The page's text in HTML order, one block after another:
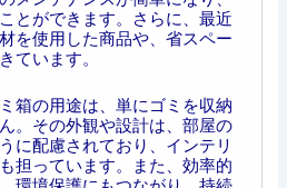
とができます。さらに、最近
を使用した商品や、省スペー
ています。
箱の用途は、単にゴミを収納
。その外観や設計は、部屋の
に配慮されており、インテリ
担っています。また、効率的